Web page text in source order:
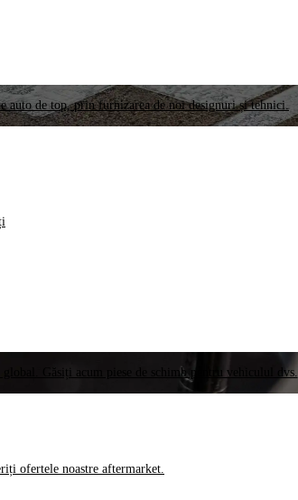
auto de top, prin furnizarea de noi designuri și tehnici.
Găsiți acum piese de schimb pentru vehiculul dvs.
ofertele noastre aftermarket.